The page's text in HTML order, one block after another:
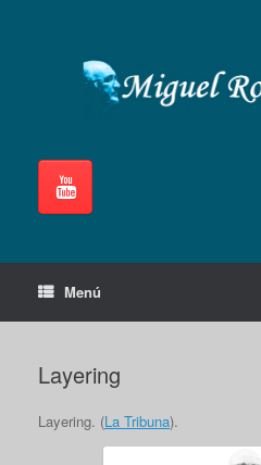
Menú
Layering
Layering. (La Tribuna).